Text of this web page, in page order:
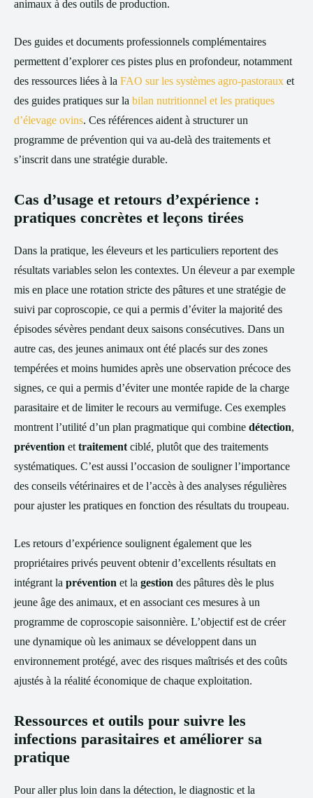
animaux à des outils de production.
Des guides et documents professionnels complémentaires
permettent d’explorer ces pistes plus en profondeur, notamment
des ressources liées à la FAO sur les systèmes agro-pastoraux et
des guides pratiques sur la bilan nutritionnel et les pratiques
d’élevage ovins. Ces références aident à structurer un
programme de prévention qui va au-delà des traitements et
s’inscrit dans une stratégie durable.
Cas d’usage et retours d’expérience :
pratiques concrètes et leçons tirées
Dans la pratique, les éleveurs et les particuliers reportent des
résultats variables selon les contextes. Un éleveur a par exemple
mis en place une rotation stricte des pâtures et une stratégie de
suivi par coproscopie, ce qui a permis d’éviter la majorité des
épisodes sévères pendant deux saisons consécutives. Dans un
autre cas, des jeunes animaux ont été placés sur des zones
tempérées et moins humides après une observation précoce des
signes, ce qui a permis d’éviter une montée rapide de la charge
parasitaire et de limiter le recours au vermifuge. Ces exemples
montrent l’utilité d’un plan pragmatique qui combine détection,
prévention et traitement ciblé, plutôt que des traitements
systématiques. C’est aussi l’occasion de souligner l’importance
des conseils vétérinaires et de l’accès à des analyses régulières
pour ajuster les pratiques en fonction des résultats du troupeau.
Les retours d’expérience soulignent également que les
propriétaires privés peuvent obtenir d’excellents résultats en
intégrant la prévention et la gestion des pâtures dès le plus
jeune âge des animaux, et en associant ces mesures à un
programme de coproscopie saisonnière. L’objectif est de créer
une dynamique où les animaux se développent dans un
environnement protégé, avec des risques maîtrisés et des coûts
ajustés à la réalité économique de chaque exploitation.
Ressources et outils pour suivre les
infections parasitaires et améliorer sa
pratique
Pour aller plus loin dans la détection, le diagnostic et la